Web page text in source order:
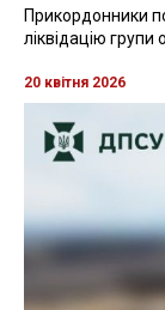
Прикордонники
ліквідацію групи
20 квітня 2026